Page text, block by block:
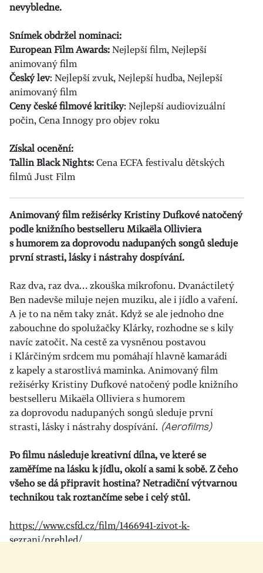
nevybledne.
Snímek obdržel nominaci:
European Film Awards:Nejlepší film, Nejlepší
animovaný film
Český lev: Nejlepší zvuk, Nejlepší hudba, Nejlepší
animovaný film
Ceny české filmové kritiky: Nejlepší audiovizuální
počin, Cena Innogy pro objev roku
Získal ocenění:
Tallin Black Nights:Cena ECFA festivalu dětských
filmů Just Film
Animovaný film režisérky Kristiny Dufkové natočený
podle knižního bestselleru Mikaëla Olliviera
s humorem za doprovodu nadupaných songů sleduje
první strasti, lásky i nástrahy dospívání.
Raz dva, raz dva… zkouška mikrofonu. Dvanáctiletý
Ben nadevše miluje nejen muziku, ale i jídlo a vaření.
A je to na něm taky znát. Když se ale jednoho dne
zabouchne do spolužačky Klárky, rozhodne se s kily
navíc zatočit. Na cestě za vysněnou postavou
i Klárčiným srdcem mu pomáhají hlavně kamarádi
z kapely a starostlivá maminka. Animovaný film
režisérky Kristiny Dufkové natočený podle knižního
bestselleru Mikaëla Olliviera s humorem
za doprovodu nadupaných songů sleduje první
strasti, lásky i nástrahy dospívání. (Aerofilms)
Po filmu následuje kreativní dílna, ve které se
zaměříme na lásku k jídlu, okolí a sami k sobě. Z čeho
všeho se dá připravit hostina? Netradiční výtvarnou
technikou tak roztančíme sebe i celý stůl.
https://www.csfd.cz/film/1466941-zivot-k-
sezrani/prehled/